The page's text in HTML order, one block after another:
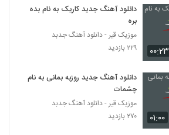
Alireza Iravani Darso Mashgh
دانلود آهنگ دیارا بناری بی تو (Diyara
Banari Bi To)
بهزاد صادقی آهنگ چشمات
۲۱۵ بازدید
۰۰:۲۳
دانلود آهنگ جدید کاریک به نام بده
بره
موزیک قیر - دانلود آهنگ جدبد
۲۲۹ بازدید
۰۱:۰۰
دانلود آهنگ جدید روزبه بمانی به نام
چشمات
موزیک قیر - دانلود آهنگ جدبد
۲۷۰ بازدید